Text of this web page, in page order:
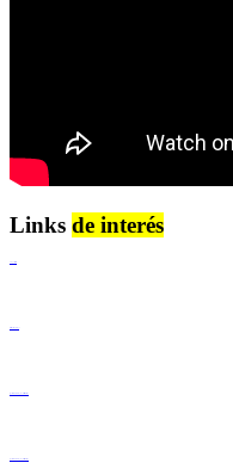
Links de interés